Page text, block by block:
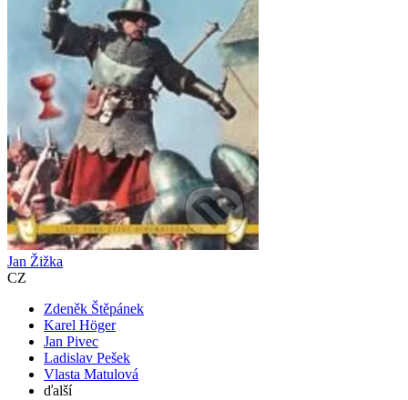
Jan Žižka
CZ
Zdeněk Štěpánek
Karel Höger
Jan Pivec
Ladislav Pešek
Vlasta Matulová
ďalší